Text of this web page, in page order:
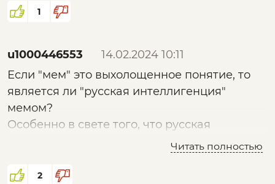
бороться?, как не попадать?, частично
технологическими приемами, логично
предположить эффективным будет такой же
инструмент борьбы (распознавания)
технического происхождения, например
мгновенный анализ ИИ, как например уже
имеющиеся технологии мгновенного
феодализм, по сравнению с градационной
1
u1000446553
14.02.2024 10:11
Если "мем" это выхолощенное понятие, то
является ли "русская интеллигенция"
мемом?
Особенно в свете того, что русская
интеллигенция после начала СВО массово
Читать полностью
2